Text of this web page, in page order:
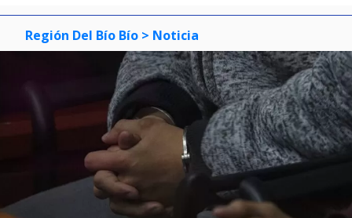
Región Del Bío Bío > Noticia